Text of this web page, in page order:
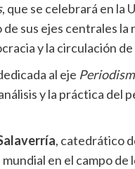
, que se celebrará en la
sus ejes centrales
y la circulación
al eje
y la práctica del
, catedrático
en el campo de